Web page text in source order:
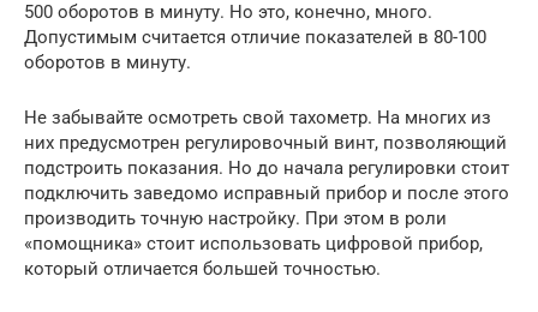
500 оборотов в минуту. Но это, конечно, много.
Допустимым считается отличие показателей в 80-100
оборотов в минуту.
Не забывайте осмотреть свой тахометр. На многих из
них предусмотрен регулировочный винт, позволяющий
подстроить показания. Но до начала регулировки стоит
подключить заведомо исправный прибор и после этого
производить точную настройку. При этом в роли
«помощника» стоит использовать цифровой прибор,
который отличается большей точностью.